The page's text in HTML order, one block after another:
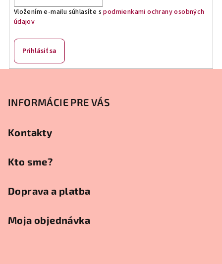
p
Vložením e-mailu súhlasíte spodmienkami ochrany osobných
údajov
Prihlásiť sa
INFORMÁCIE PRE VÁS
Kontakty
Kto sme?
Doprava a platba
Moja objednávka